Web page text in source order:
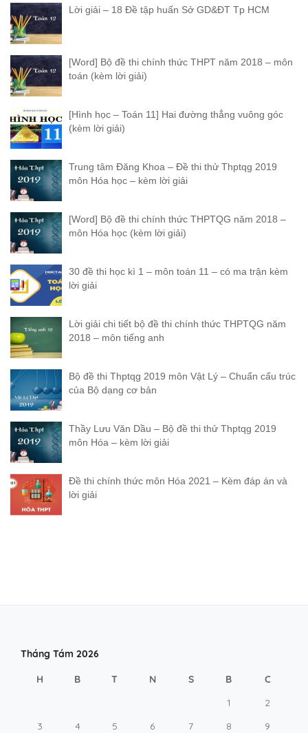
Lời giải – 18 Đề tập huấn Sở GD&ĐT Tp HCM
[Word] Bộ đề thi chính thức THPT năm 2018 – môn
toán (kèm lời giải)
[Hình học – Toán 11] Hai đường thẳng vuông góc
(kèm lời giải)
Trung tâm Đăng Khoa – Đề thi thử Thptqg 2019
môn Hóa học – kèm lời giải
[Word] Bộ đề thi chính thức THPTQG năm 2018 –
môn Hóa học (kèm lời giải)
30 đề thi học kì 1 – môn toán 11 – có ma trận kèm
lời giải
Lời giải chi tiết bộ đề thi chính thức THPTQG năm
2018 – môn tiếng anh
Bộ đề thi Thptqg 2019 môn Vật Lý – Chuẩn cấu trúc
của Bộ dạng cơ bản
Thầy Lưu Văn Dầu – Bộ đề thi thử Thptqg 2019
môn Hóa – kèm lời giải
Đề thi chính thức môn Hóa 2021 – Kèm đáp án và
lời giải
Tháng Tám 2026
H B T N S B C
1
2
3
4 5 6 7 8
9